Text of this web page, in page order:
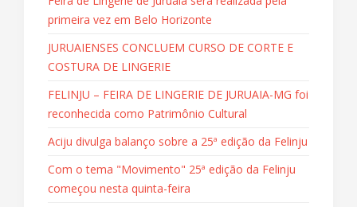
primeira vez em Belo Horizonte
JURUAIENSES CONCLUEM CURSO DE CORTE E
COSTURA DE LINGERIE
FELINJU – FEIRA DE LINGERIE DE JURUAIA-MG foi
reconhecida como Patrimônio Cultural
Aciju divulga balanço sobre a 25ª edição da Felinju
Com o tema "Movimento" 25ª edição da Felinju
começou nesta quinta-feira